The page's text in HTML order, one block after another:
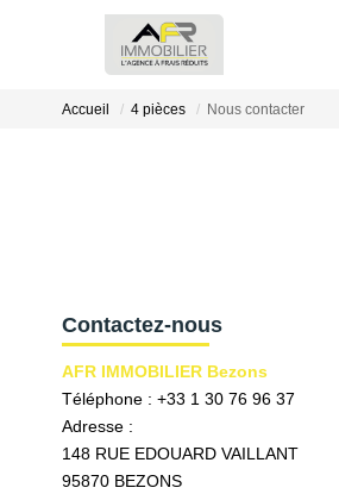
Accueil 4 pièces Nous contacter
Contactez-nous
AFR IMMOBILIER Bezons
Téléphone : +33 1 30 76 96 37
Adresse :
148 RUE EDOUARD VAILLANT
95870 BEZONS